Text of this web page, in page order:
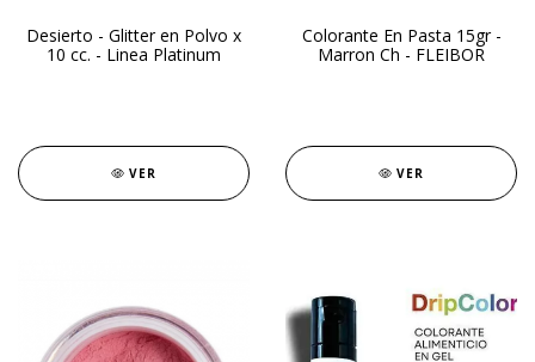
Desierto - Glitter en Polvo x
10 cc. - Linea Platinum
VER
Colorante En Pasta 15gr -
Marron Ch - FLEIBOR
VER